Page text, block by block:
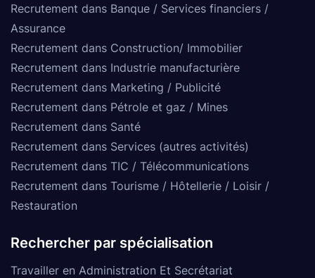
Recrutement dans Banque / Services financiers /
Assurance
Recrutement dans Construction/ Immobilier
Recrutement dans Industrie manufacturière
Recrutement dans Marketing / Publicité
Recrutement dans Pétrole et gaz / Mines
Recrutement dans Santé
Recrutement dans Services (autres activités)
Recrutement dans TIC / Télécommunications
Recrutement dans Tourisme / Hôtellerie / Loisir /
Restauration
Rechercher par spécialisation
Travailler en Administration Et Secrétariat